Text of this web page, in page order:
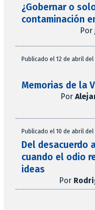
¿Gobernar o
contaminación
Por
Publicado el 12 de abril del
Memorias de la
Por
Publicado el 10 de abril del
Del desacuerdo
cuando el odio
ideas
Por